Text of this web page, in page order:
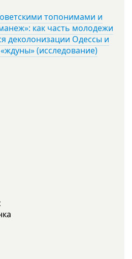
топонимами и
как часть молодежи
деколонизации Одессы и
(исследование)